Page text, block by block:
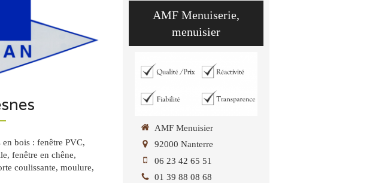
bois : fenêtre PVC,
fenêtre en chêne,
coulissante, moulure,
AMF Menuiserie,
menuisier
AMF Menuisier
92000 Nanterre
06 23 42 65 51
01 39 88 08 68